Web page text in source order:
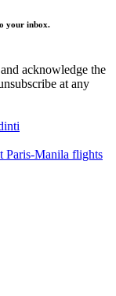
your inbox.
and acknowledge the
at any
Paris-Manila flights